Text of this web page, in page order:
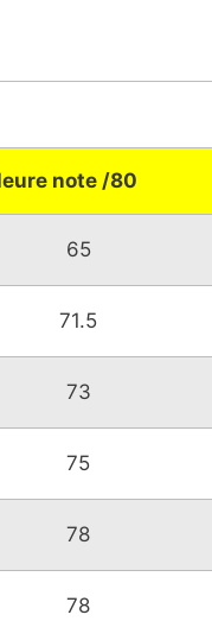
note /80
65
71.5
73
75
78
78